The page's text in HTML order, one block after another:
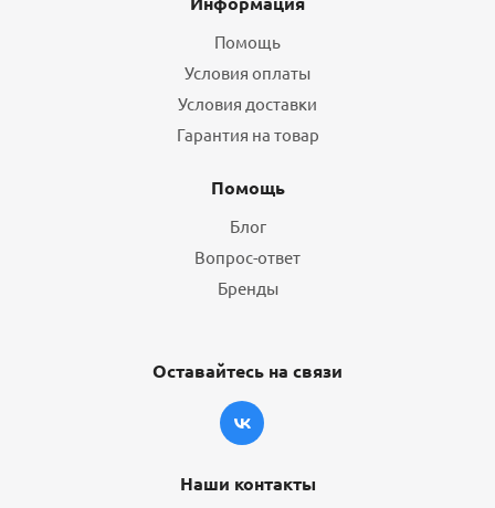
Помощь
Условия оплаты
Условия доставки
Гарантия на товар
Помощь
Блог
Вопрос-ответ
Бренды
Оставайтесь на связи
Наши контакты